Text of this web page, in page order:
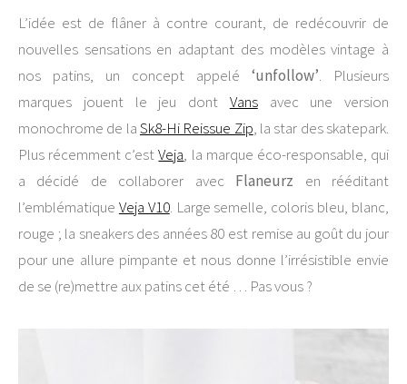
L’idée est de flâner à contre courant, de redécouvrir de
nouvelles sensations en adaptant des modèles vintage à
nos patins, un concept appelé ‘unfollow’. Plusieurs
marques jouent le jeu dont Vansavec une version
monochrome de laSk8-Hi Reissue Zip, la star des skatepark.
Plus récemment c’estVeja, la marque éco-responsable, qui
a décidé de collaborer avec Flaneurz en rééditant
l’emblématique Veja V10. Large semelle, coloris bleu, blanc,
rouge ; la sneakers des années 80 est remise au goût du jour
pour une allure pimpante et nous donne l’irrésistible envie
de se (re)mettre aux patins cet été … Pas vous ?